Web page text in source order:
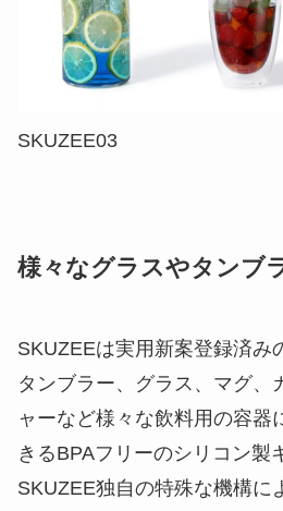
SKUZEE03
様々なグラスやタンブ
SKUZEEは実用新案登録済み
タンブラー、グラス、マグ、
ャーなど様々な飲料用の容器
きるBPAフリーのシリコン製
SKUZEE独自の特殊な機構に